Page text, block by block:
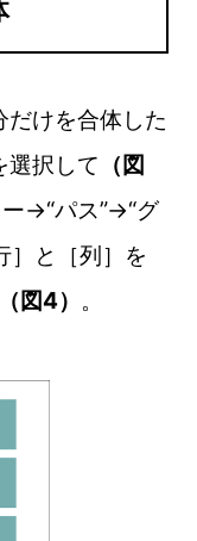
けを合体した
選択して （図
→“パス”→“グ
］と［列］を
（図4） 。